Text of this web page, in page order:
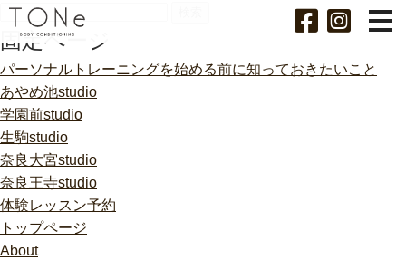
検
固定ページ
パーソナルトレーニングを始める前に知っておきたいこと
あやめ池studio
学園前studio
生駒studio
奈良大宮studio
奈良王寺studio
体験レッスン予約
トップページ
About